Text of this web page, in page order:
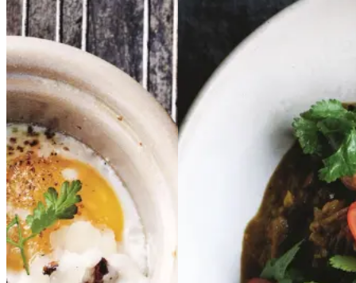
ÆgÆg ii
kokottekokotte
medmed
kantereller
kanterell
er ogog høosthøost
Indisk
butter
chicken
chicken
Gem opskrift